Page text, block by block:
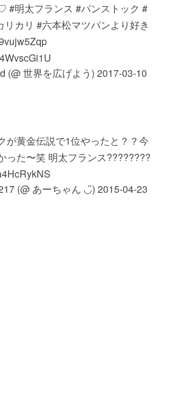
#明太フランス #パンストック #
リカリ #六本松マツパンより好き
(@ 世界を広げよう) 2017-03-10
が黄金伝説で1位やったと？？今
った〜笑 明太フランス????????
(@ あーちゃん ◡̈) 2015-04-23